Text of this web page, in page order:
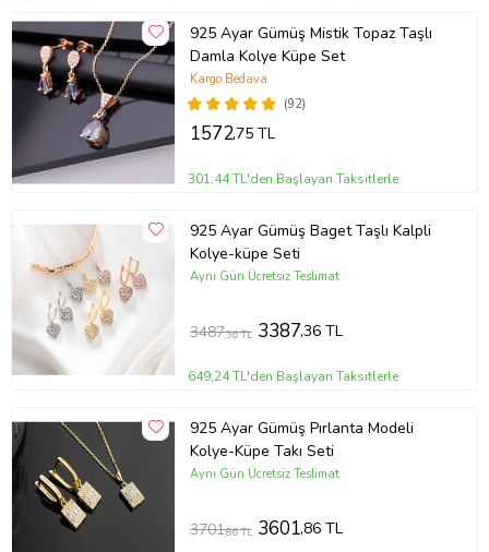
925 Ayar Gümüş Mistik Topaz Taşlı
Damla Kolye Küpe Set
(92)
Kargo Bedava
1572,75 TL
301,44 TL'den Başlayan Taksitlerle
925 Ayar Gümüş Baget Taşlı Kalpli
Kolye-küpe Seti
Aynı Gün Ücretsiz Teslimat
3487,36 TL 3387,36 TL
649,24 TL'den Başlayan Taksitlerle
925 Ayar Gümüş Pırlanta Modeli
Kolye-Küpe Takı Seti
Aynı Gün Ücretsiz Teslimat
3701,86 TL 3601,86 TL